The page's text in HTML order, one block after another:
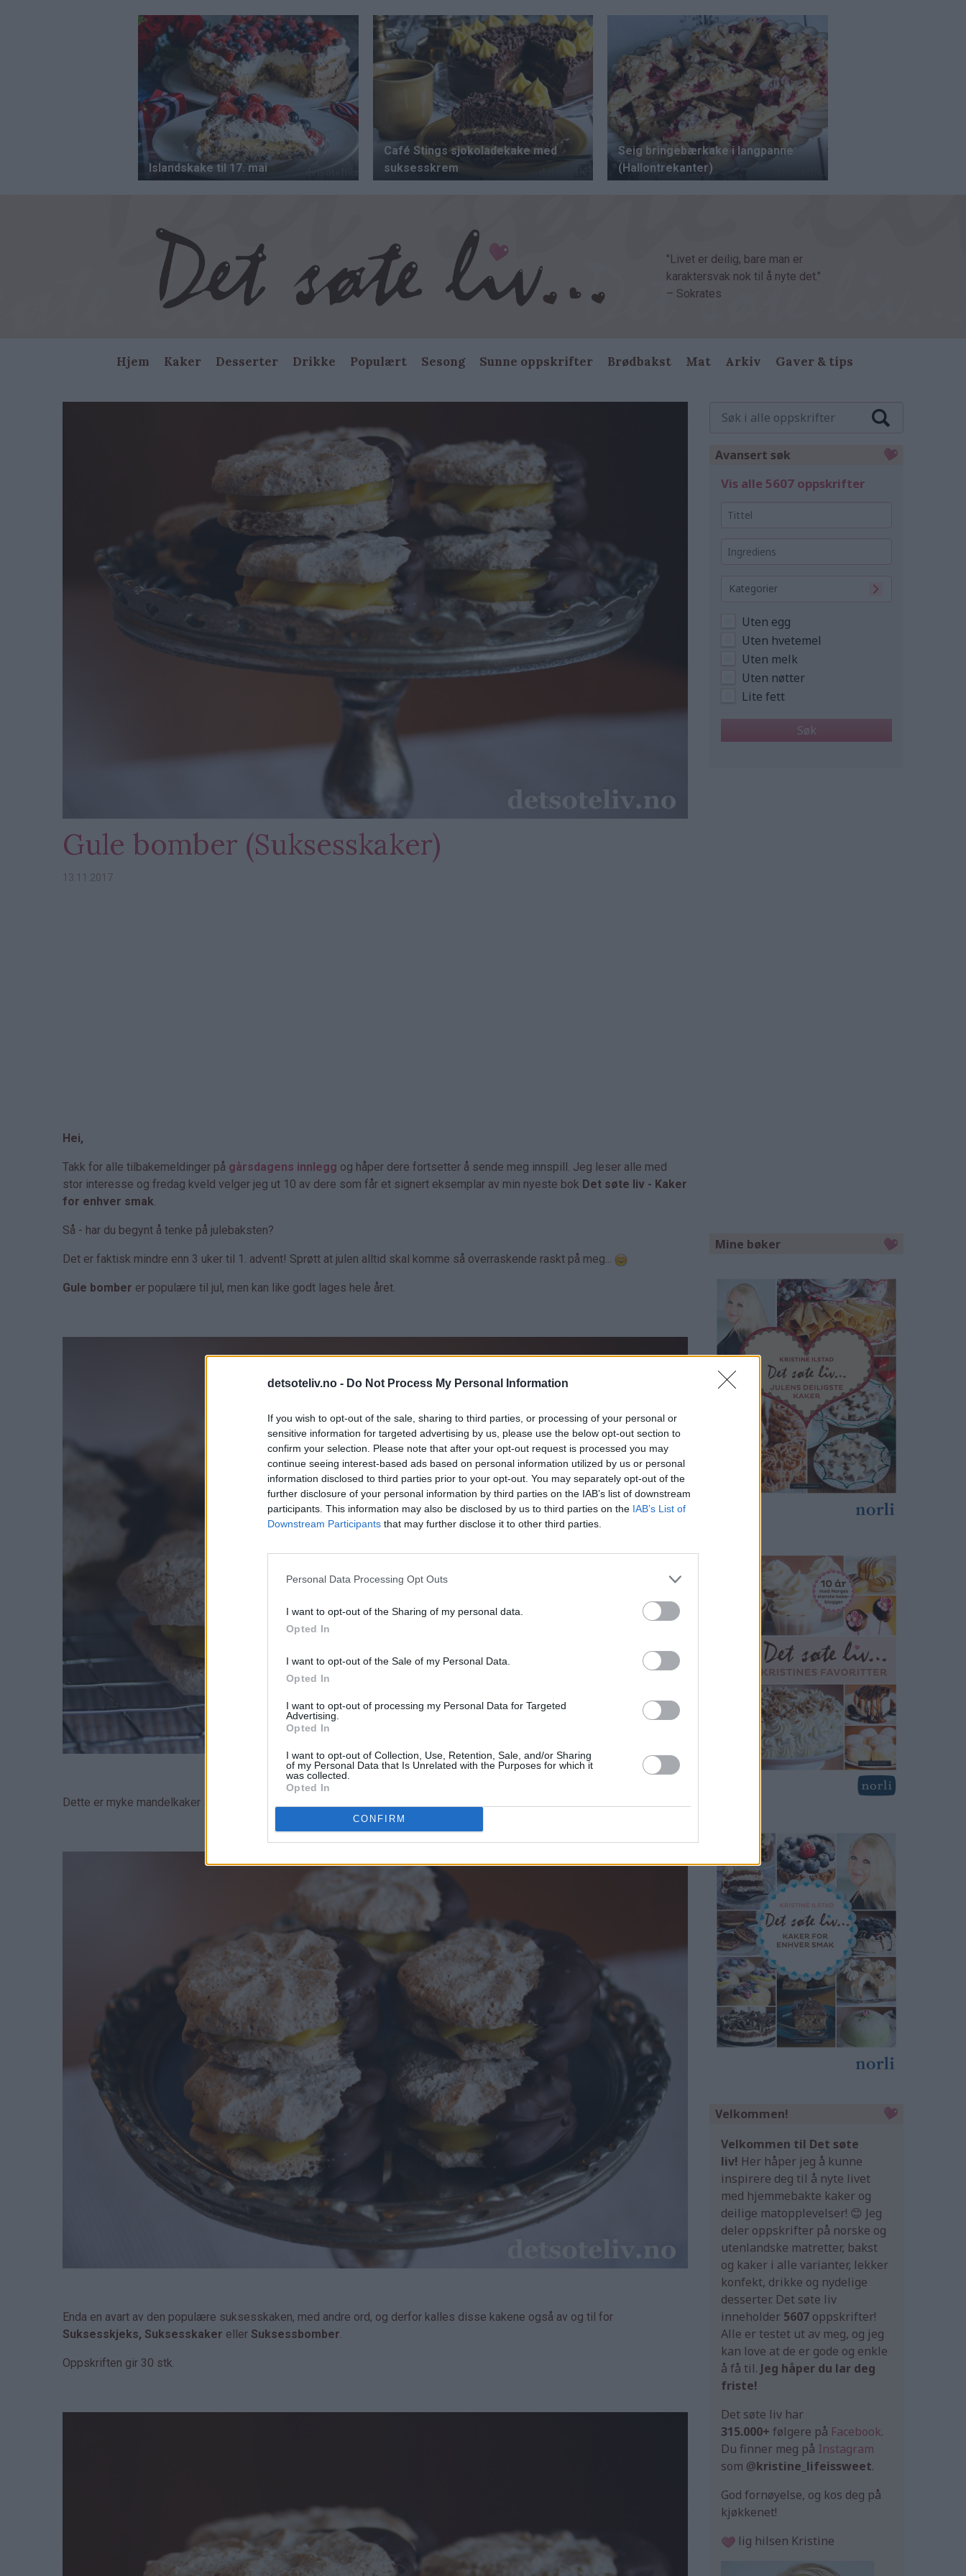
detsoteliv.no - Do Not Process My Personal Information
If you wish to opt-out of the sale, sharing to third parties, or processing of your personal or
sensitive information for targeted advertising by us, please use the below opt-out section to
confirm your selection. Please note that after your opt-out request is processed you may
continue seeing interest-based ads based on personal information utilized by us or personal
information disclosed to third parties prior to your opt-out. You may separately opt-out of the
further disclosure of your personal information by third parties on the IAB’s list of downstream
participants. This information may also be disclosed by us to third parties on the IAB’s List of
Downstream Participants that may further disclose it to other third parties.
Personal Data Processing Opt Outs
I want to opt-out of the Sharing of my personal data.
Opted In
I want to opt-out of the Sale of my Personal Data.
Opted In
I want to opt-out of processing my Personal Data for Targeted
Advertising.
Opted In
I want to opt-out of Collection, Use, Retention, Sale, and/or Sharing
of my Personal Data that Is Unrelated with the Purposes for which it
was collected.
Opted In
CONFIRM
"Livet er deilig, bare man er
karaktersvak nok til å nyte det."
– Sokrates
Main
navigation
Hjem Kaker Desserter Drikke Populært Sesong Sunne oppskrifter Brødbakst Mat Arkiv Gaver & tips
Gule bomber (Suksesskaker)
13.11.2017
Hei,
Takk for alle tilbakemeldinger på gårsdagens innlegg og håper dere fortsetter å sende meg innspill. Jeg leser alle med
stor interesse og fredag kveld velger jeg ut 10 av dere som får et signert eksemplar av min nyeste bok Det søte liv - Kaker
for enhver smak.
Så - har du begynt å tenke på julebaksten?
Det er faktisk mindre enn 3 uker til 1. advent! Sprøtt at julen alltid skal komme så overraskende raskt på meg...
Gule bomber er populære til jul, men kan like godt lages hele året.
Dette er myke mandelkaker som legges sammen med gul krem og pyntes med mørk sjokolade.
Enda en avart av den populære suksesskaken, med andre ord, og derfor kalles disse kakene også av og til for
Suksesskjeks, Suksesskaker eller Suksessbomber.
Oppskriften gir 30 stk.
Avansert søk
Vis alle 5607 oppskrifter
Kategorier
Uten egg
Uten hvetemel
Uten melk
Uten nøtter
Lite fett
Mine bøker
Velkommen!
Velkommen til Det søte
liv! Her håper jeg å kunne
inspirere deg til å nyte livet
med hjemmebakte kaker og
deilige matopplevelser! 😊 Jeg
deler oppskrifter på norske og
utenlandske matretter, bakst
og kaker i alle varianter, lekker
konfekt, drikke og nydelige
desserter. Det søte liv
inneholder 5607 oppskrifter!
Alle er testet ut av meg, og jeg
kan love at de er gode og enkle
å få til. Jeg håper du lar deg
friste!
Det søte liv har
315.000+ følgere på Facebook.
Du finner meg på Instagram
som @kristine_lifeissweet.
God fornøyelse, og kos deg på
kjøkkenet!
lig hilsen Kristine